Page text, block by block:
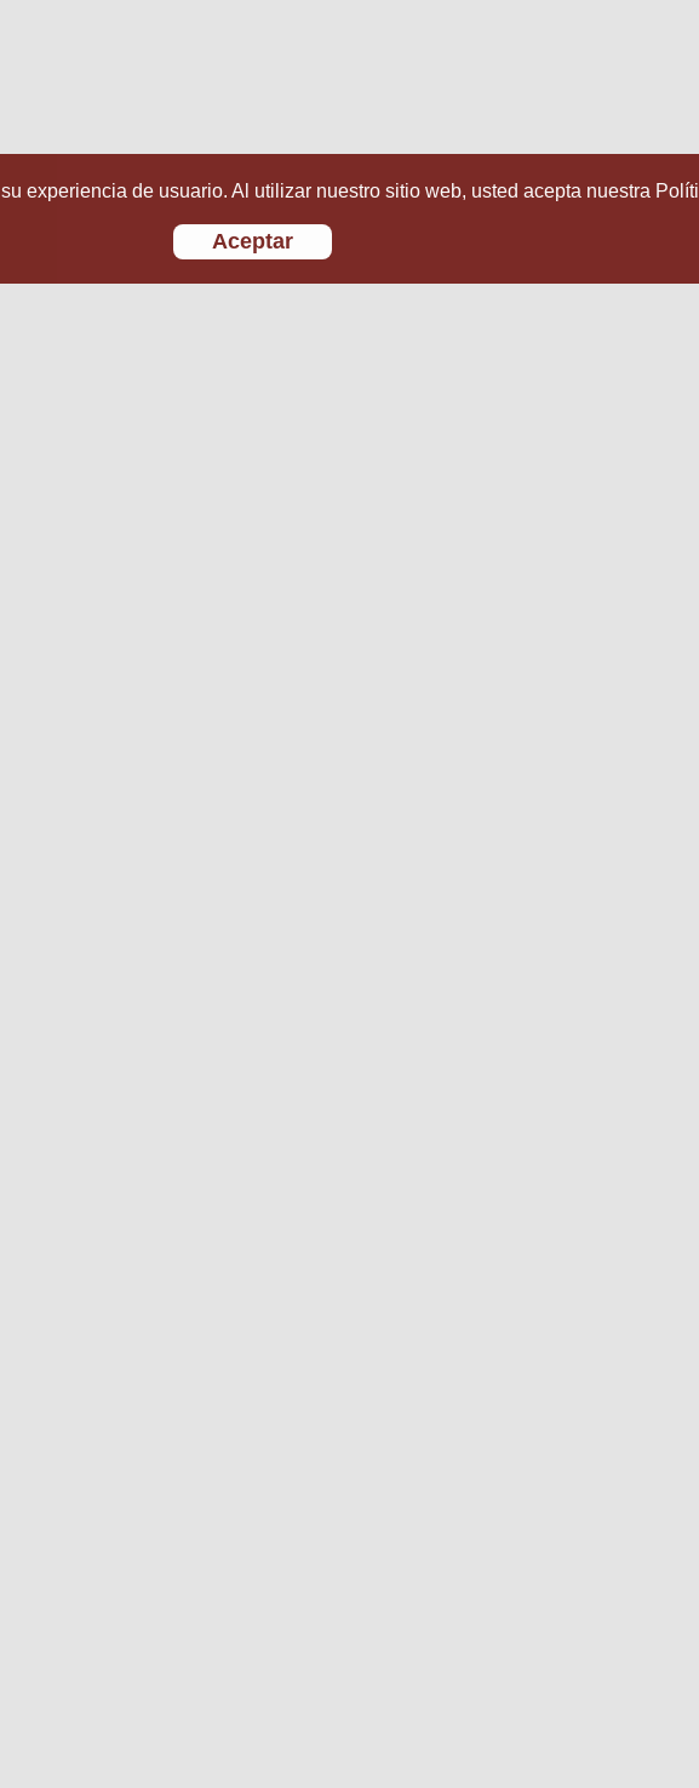
experiencia de usuario. Al utilizar nuestro sitio web, usted acepta nuestra
Aceptar